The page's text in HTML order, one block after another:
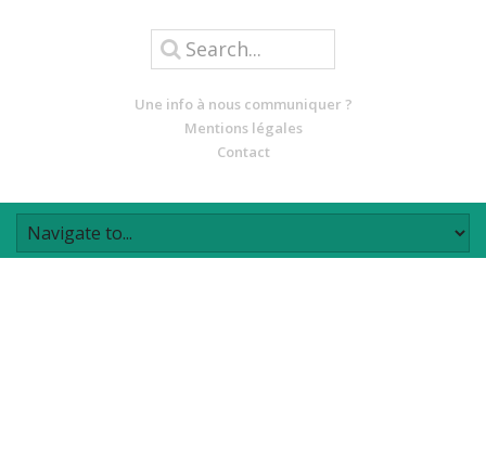
Une info à nous communiquer ?
Mentions légales
Contact